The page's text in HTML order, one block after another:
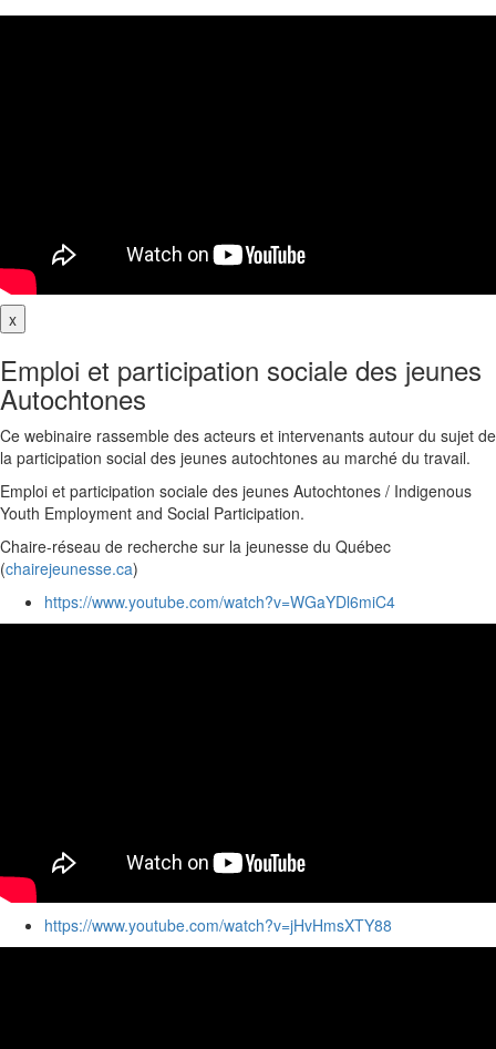
x
Emploi et participation sociale des jeunes
Autochtones
Ce webinaire rassemble des acteurs et intervenants autour du sujet de
la participation social des jeunes autochtones au marché du travail.
Emploi et participation sociale des jeunes Autochtones / Indigenous
Youth Employment and Social Participation.
Chaire-réseau de recherche sur la jeunesse du Québec
(chairejeunesse.ca)
https://www.youtube.com/watch?v=WGaYDl6miC4
https://www.youtube.com/watch?v=jHvHmsXTY88